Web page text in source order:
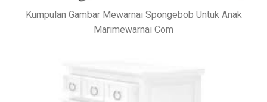
Kumpulan Gambar Mewarnai Spongebob Untuk Anak
Marimewarnai Com